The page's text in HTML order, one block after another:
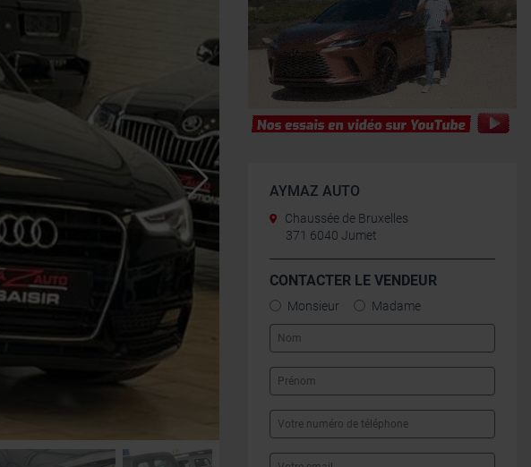
AYMAZ AUTO
Chaussée de Bruxelles
371 6040 Jumet
CONTACTER LE VENDEUR
Monsieur Madame